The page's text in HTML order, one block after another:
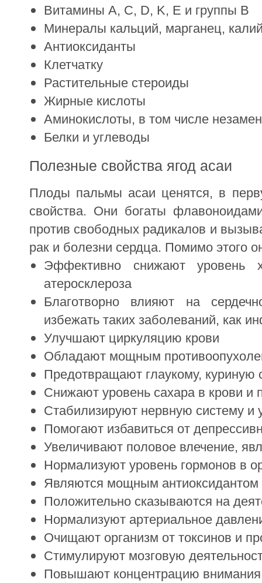
Витамины A, С, D, K, E и группы B
Минералы кальций, марганец,
Антиоксиданты
Клетчатку
Растительные стероиды
Жирные кислоты
Аминокислоты, в том числе
Белки и углеводы
Полезные свойства ягод асаи
Плоды пальмы асаи ценятся, в
свойства. Они богаты
против свободных радикалов и
рак и болезни сердца. Помимо этого
Эффективно снижают уровень
атеросклероза
Благотворно влияют на
избежать таких заболеваний, как
Улучшают циркуляцию крови
Обладают мощным
Предотвращают глаукому, куриную
Снижают уровень сахара в крови и
Стабилизируют нервную систему и
Помогают избавиться от
Увеличивают половое влечение,
Нормализуют уровень гормонов в
Являются мощным антиоксидантом
Положительно сказываются на
Нормализуют артериальное
Очищают организм от токсинов и
Стимулируют мозговую
Повышают концентрацию внимания